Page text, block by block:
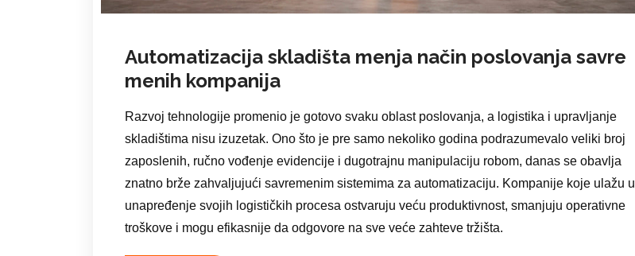
Automatizacija skladišta menja način poslovanja savre
menih kompanija
Razvoj tehnologije promenio je gotovo svaku oblast poslovanja, a logistika i upravljanje
skladištima nisu izuzetak. Ono što je pre samo nekoliko godina podrazumevalo veliki broj
zaposlenih, ručno vođenje evidencije i dugotrajnu manipulaciju robom, danas se obavlja
znatno brže zahvaljujući savremenim sistemima za automatizaciju. Kompanije koje ulažu u
unapređenje svojih logističkih procesa ostvaruju veću produktivnost, smanjuju operativne
troškove i mogu efikasnije da odgovore na sve veće zahteve tržišta.